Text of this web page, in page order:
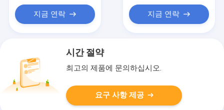
지금 연락 지금 연락
시간 절약
최고의 제품에 문의하십시오.
요구 사항 제공